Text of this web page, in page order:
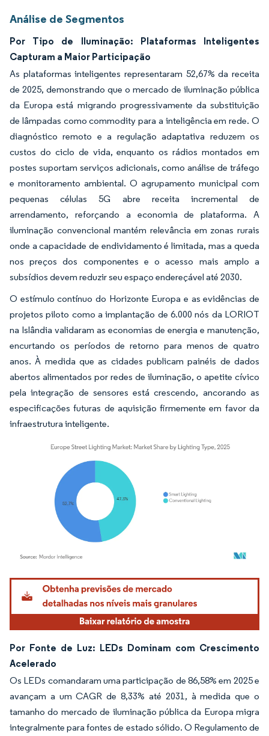
Análise de Segmentos
Por Tipo de Iluminação: Plataformas Inteligentes
Capturam a Maior Participação
As plataformas inteligentes representaram 52,67% da receita
de 2025, demonstrando que o mercado de iluminação pública
da Europa está migrando progressivamente da substituição
de lâmpadas como commodity para a inteligência em rede. O
diagnóstico remoto e a regulação adaptativa reduzem os
custos do ciclo de vida, enquanto os rádios montados em
postes suportam serviços adicionais, como análise de tráfego
e monitoramento ambiental. O agrupamento municipal com
pequenas células 5G abre receita incremental de
arrendamento, reforçando a economia de plataforma. A
iluminação convencional mantém relevância em zonas rurais
onde a capacidade de endividamento é limitada, mas a queda
nos preços dos componentes e o acesso mais amplo a
subsídios devem reduzir seu espaço endereçável até 2030.
O estímulo contínuo do Horizonte Europa e as evidências de
projetos piloto como a implantação de 6.000 nós da LORIOT
na Islândia validaram as economias de energia e manutenção,
encurtando os períodos de retorno para menos de quatro
anos. À medida que as cidades publicam painéis de dados
abertos alimentados por redes de iluminação, o apetite cívico
pela integração de sensores está crescendo, ancorando as
especificações futuras de aquisição firmemente em favor da
infraestrutura inteligente.
Imagem © Mordor Intelligence. O reuso requer atribuição conforme CC BY 4.0.
Por Fonte de Luz: LEDs Dominam com Crescimento
Acelerado
Os LEDs comandaram uma participação de 86,58% em 2025 e
avançam a um CAGR de 8,33% até 2031, à medida que o
tamanho do mercado de iluminação pública da Europa migra
integralmente para fontes de estado sólido. O Regulamento de